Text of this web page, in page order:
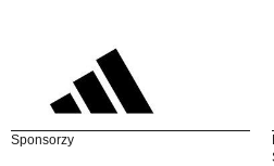
Sponsorzy